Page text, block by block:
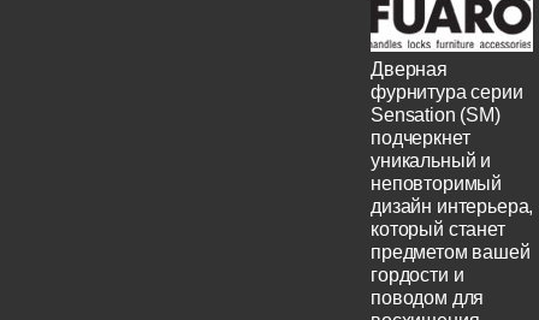
Дверная
фурнитура серии
Sensation (SM)
подчеркнет
уникальный и
неповторимый
дизайн интерьера,
который станет
предметом вашей
гордости и
поводом для